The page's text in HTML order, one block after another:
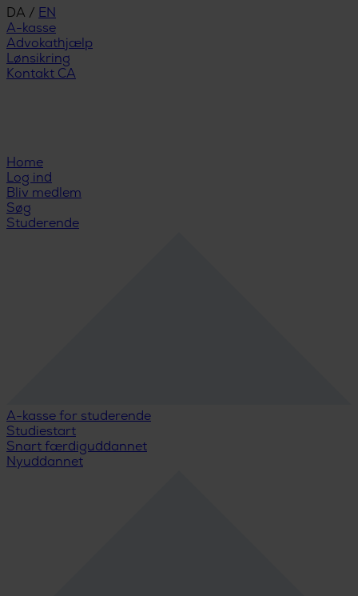
DA / EN
A-kasse
Advokathjælp
Lønsikring
Kontakt CA
Home
Log ind
Bliv medlem
Søg
Studerende
A-kasse for studerende
Studiestart
Snart færdiguddannet
Nyuddannet